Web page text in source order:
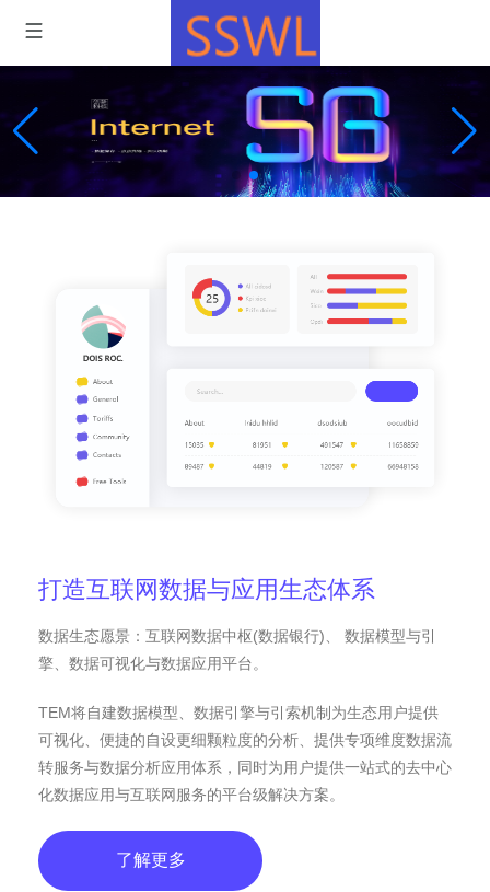
打造互联网数据与应用生态体系
数据生态愿景：互联网数据中枢(数据银行)、 数据模型与引
擎、数据可视化与数据应用平台。
TEM将自建数据模型、数据引擎与引索机制为生态用户提供
可视化、便捷的自设更细颗粒度的分析、提供专项维度数据流
转服务与数据分析应用体系，同时为用户提供一站式的去中心
化数据应用与互联网服务的平台级解决方案。
了解更多